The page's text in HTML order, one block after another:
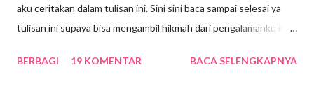
aku ceritakan dalam tulisan ini. Sini sini baca sampai selesai ya
tulisan ini supaya bisa mengambil hikmah dari pengalamanku ini.
sudah lebih dari 5 tahun. Kebetulan beberapa hari lalu, aku baru
BERBAGI 19 KOMENTAR BACA SELENGKAPNYA